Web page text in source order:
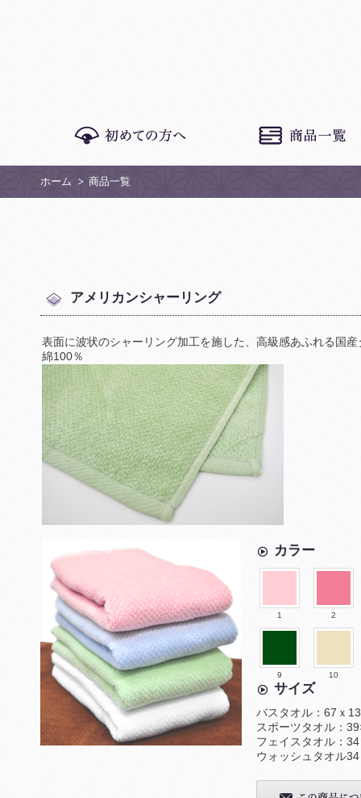
ホーム 商品一覧
アメリカンシャーリング
表面に波状のシャーリング加工を施した、高級感あふれる国
綿100％
カラー
1 2
9 10
サイズ
バスタオル：67ｘ
スポーツタオル：
フェイスタオル：
ウォッシュタオル